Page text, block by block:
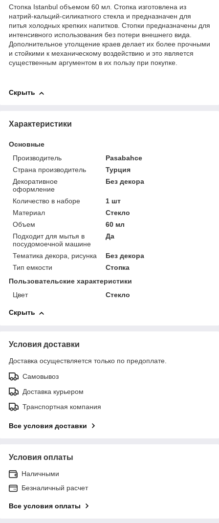
Стопка Istanbul объемом 60 мл. Стопка изготовлена из
натрий-кальций-силикатного стекла и предназначен для
питья холодных крепких напитков. Стопки предназначены для
интенсивного использования без потери внешнего вида.
Дополнительное утолщение краев делает их более прочными
и стойкими к механическому воздействию и это является
существенным аргументом в их пользу при покупке.
Скрыть
Характеристики
Основные
Производитель
Pasabahce
Страна производитель
Турция
Декоративное
оформление
Без декора
Количество в наборе
1 шт
Материал
Стекло
Объем
60 мл
Подходит для мытья в
посудомоечной машине
Да
Тематика декора, рисунка
Без декора
Тип емкости
Стопка
Пользовательские характеристики
Цвет
Стекло
Скрыть
Условия доставки
Доставка осуществляется только по предоплате.
Самовывоз
Доставка курьером
Транспортная компания
Все условия доставки
Условия оплаты
Наличными
Безналичный расчет
Все условия оплаты